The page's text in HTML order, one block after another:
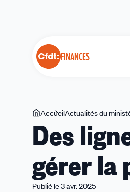
FINANCES
Vous
êtes
AccueilActualités du
Des
gérer la
Publié le 3 avr. 2025